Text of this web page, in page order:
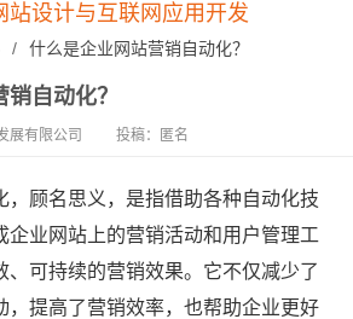
站设计与互联网应用开发
/ 什么是企业网站营销自动化？
自动化？
展有限公司 投稿：匿名
，顾名思义，是指借助各种自动化技
企业网站上的营销活动和用户管理工
、可持续的营销效果。它不仅减少了
，提高了营销效率，也帮助企业更好